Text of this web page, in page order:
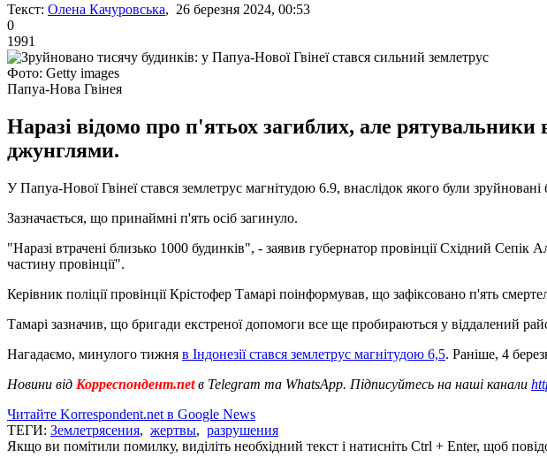
Текст: Олена Качуровська, 26 березня 2024, 00:53
0
1991
Фото: Getty images
Папуа-Нова Гвінея
Наразі відомо про п'ятьох загиблих, але
джунглями.
У Папуа-Нової Гвінеї стався землетрус магнітудою 6.9, внаслідок якого були
Зазначається, що принаймні п'ять осіб загинуло.
"Наразі втрачені близько 1000 будинків", - заявив губернатор провінції Східний
частину провінції".
Керівник поліції провінції Крістофер Тамарі поінформував, що зафіксовано п'ять
Тамарі зазначив, що бригади екстреної допомоги все ще пробираються у віддалений
Нагадаємо, минулого тижня в Індонезії стався землетрус магнітудою 6,5. Раніше, 4
Новини від Корреспондент.netв Telegram та WhatsApp. Підписуйтесь на наші канали
Читайте Korrespondent.net в Google News
ТЕГИ: Землетрясения, жертвы, разрушения
Якщо ви помітили помилку, виділіть необхідний текст і натисніть Ctrl + Enter, щоб